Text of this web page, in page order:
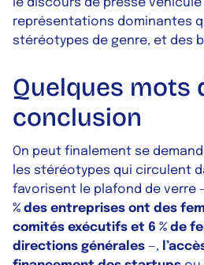
le discours de presse
représentations dominantes
stéréotypes de genre, et des
Quelques mots
conclusion
On peut finalement se
les stéréotypes qui circulent
favorisent le plafond de verre
% des entreprises ont des
comités exécutifs et 6 % de
directions générales —,